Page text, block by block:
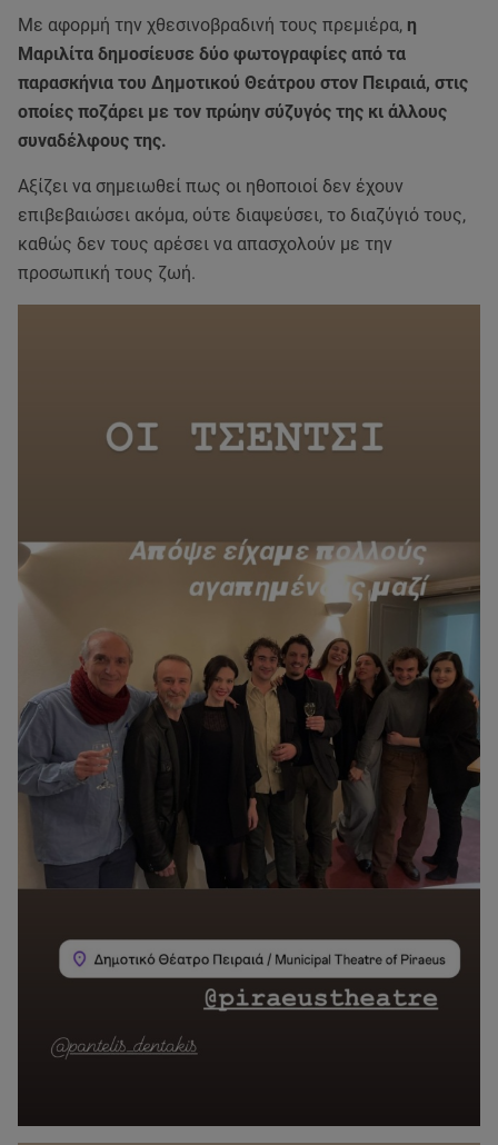
Με αφορμή την χθεσινοβραδινή τους πρεμιέρα, η
Μαριλίτα δημοσίευσε δύο φωτογραφίες από τα
παρασκήνια του Δημοτικού Θεάτρου στον Πειραιά, στις
οποίες ποζάρει με τον πρώην σύζυγός της κι άλλους
συναδέλφους της.
Αξίζει να σημειωθεί πως οι ηθοποιοί δεν έχουν
επιβεβαιώσει ακόμα, ούτε διαψεύσει, το διαζύγιό τους,
καθώς δεν τους αρέσει να απασχολούν με την
προσωπική τους ζωή.